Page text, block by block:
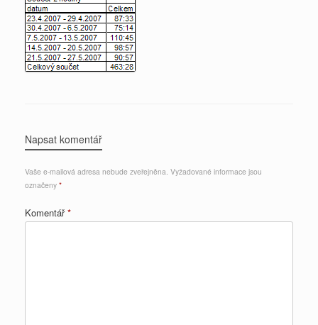
Napsat komentář
Vaše e-mailová adresa nebude zveřejněna. Vyžadované informace jsou
označeny *
Komentář*